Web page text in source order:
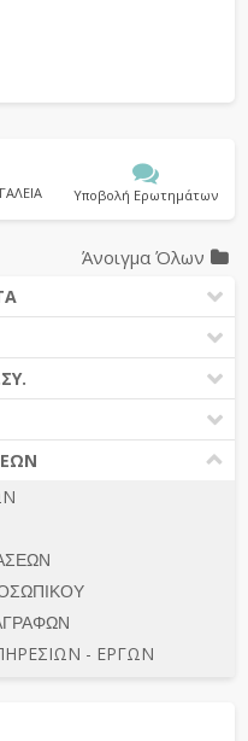
Υποβολή Ερωτημάτων
Άνοιγμα Όλων
2016)
2006)
-19
ΣΥΜΜΕΤΟΧΗΣ
- Ε.Α.ΔΗ.ΣΥ.
2016
ΣΥΜΜΕΤΟΧΗΣ
ΣΥΜΜΕΤΟΧΗΣ
- ΕΡΓΩΝ